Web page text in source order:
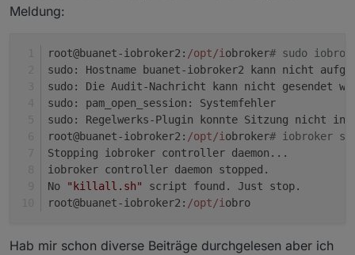
Meldung:
root@buanet-iobroker2: /opt/i obroker#
sudo: Hostname
sudo: Die Audit-Nachricht kann nicht gesendet
sudo:
sudo: Regelwerks-
root@buanet-iobroker2: /opt/i obroker#
Stopping
iobroker
No
"killall.sh"
script
root@buanet-iobroker2: /opt/i obro
Hab mir schon diverse Beiträge durchgelesen aber ich